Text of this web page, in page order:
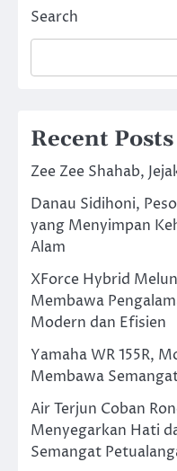
Search
Recent Posts
Zee Zee Shahab,
Danau Sidihoni,
yang Menyimpan
Alam
XForce Hybrid
Membawa
Modern dan Efisien
Yamaha WR 155R,
Membawa
Air Terjun Coban
Menyegarkan Hati
Semangat